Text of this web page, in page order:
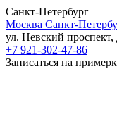
Санкт-Петербург
Москва Санкт-
ул. Невский проспект,
+7 921-302-47-86
Записаться на